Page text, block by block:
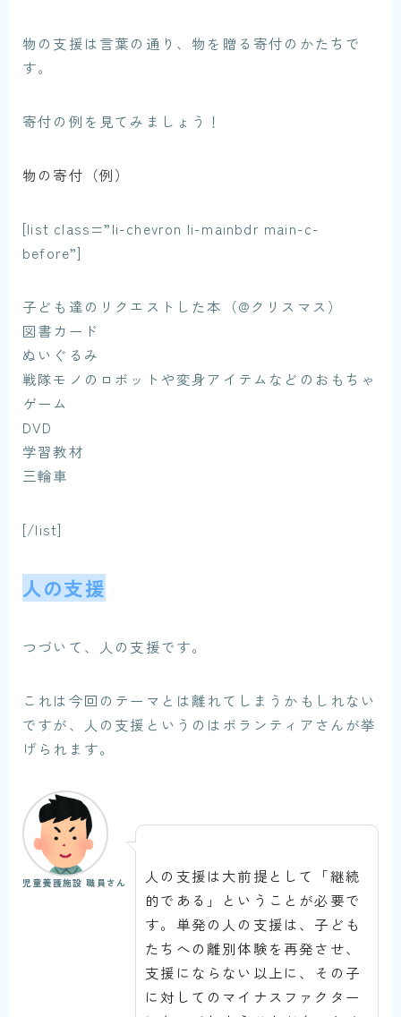
物の支援は言葉の通り、物を贈る寄付のかたちで
す。
寄付の例を見てみましょう！
物の寄付（例）
[list class=”li-chevron li-mainbdr main-c-
before”]
子ども達のリクエストした本（@クリスマス）
図書カード
ぬいぐるみ
戦隊モノのロボットや変身アイテムなどのおもちゃ
ゲーム
DVD
学習教材
三輪車
[/list]
人の支援
つづいて、人の支援です。
これは今回のテーマとは離れてしまうかもしれない
ですが、人の支援というのはボランティアさんが挙
げられます。
児童養護施設 職員さん
人の支援は大前提として「継続
的である」ということが必要で
す。単発の人の支援は、子ども
たちへの離別体験を再発させ、
支援にならない以上に、その子
に対してのマイナスファクター